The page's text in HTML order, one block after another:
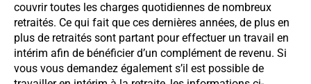
couvrir toutes les charges quotidiennes de nombreux
retraités. Ce qui fait que ces dernières années, de plus en
plus de retraités sont partant pour effectuer un travail en
intérim afin de bénéficier d’un complément de revenu. Si
vous vous demandez également s’il est possible de